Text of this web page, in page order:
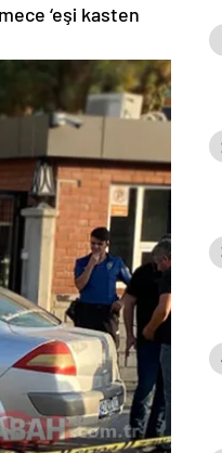
‘eşi kasten